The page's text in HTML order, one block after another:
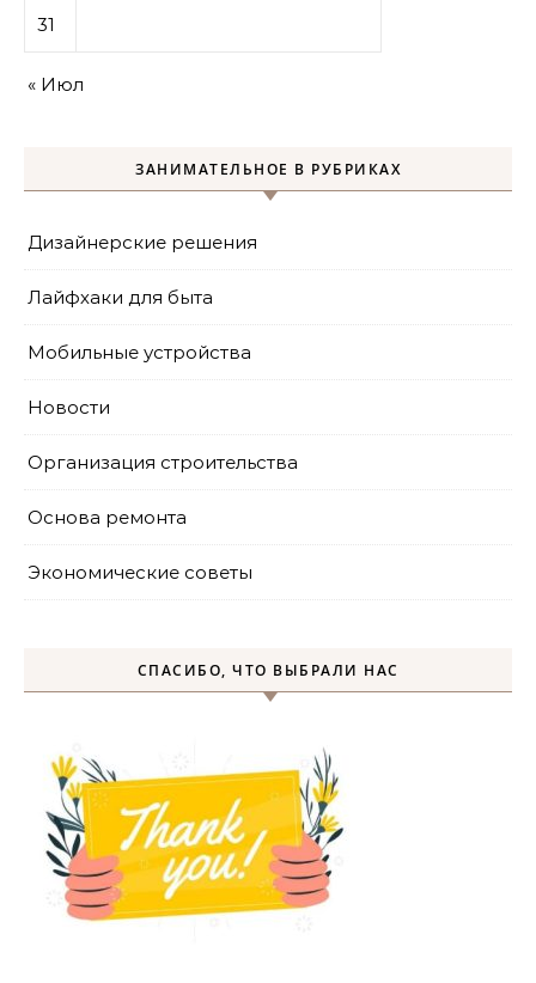
31
« Июл
ЗАНИМАТЕЛЬНОЕ В РУБРИКАХ
Дизайнерские решения
Лайфхаки для быта
Мобильные устройства
Новости
Организация строительства
Основа ремонта
Экономические советы
СПАСИБО, ЧТО ВЫБРАЛИ НАС